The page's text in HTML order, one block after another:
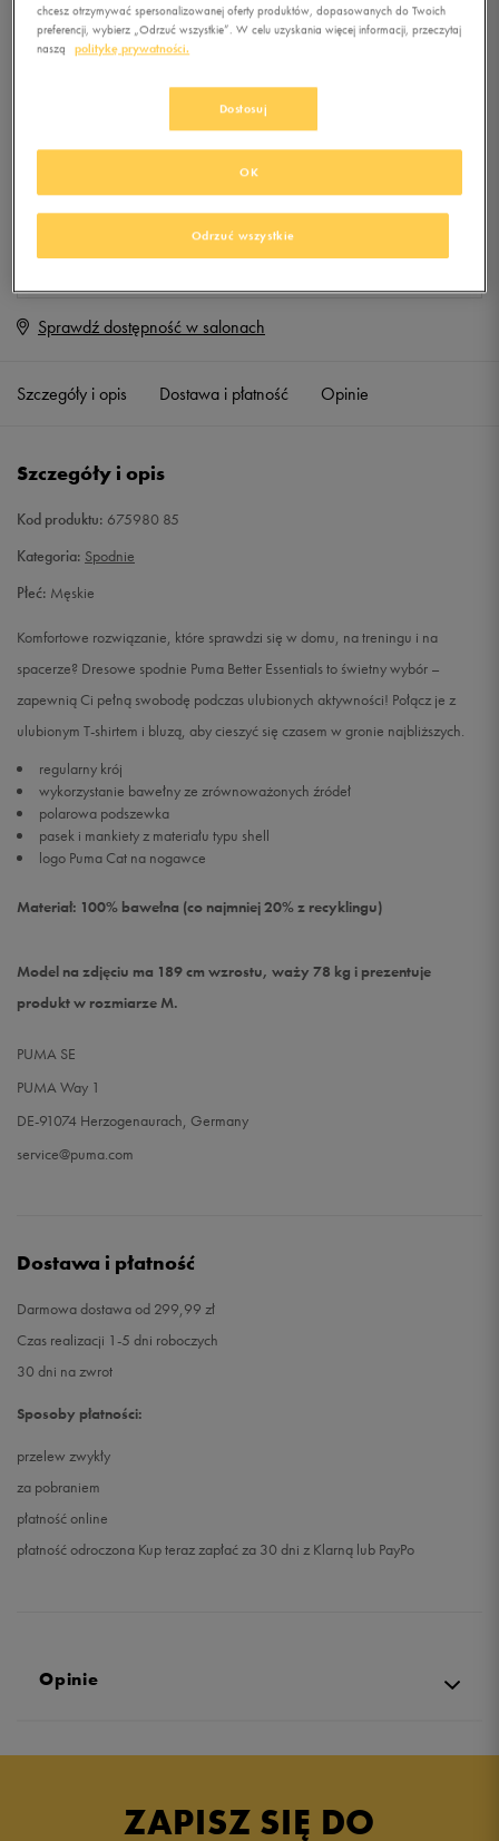
5.0
109,99złz Vat
KLUBIE 50 STYLE
Produkt niedostępny
M Powiadom o dostępności
L Powiadom o dostępności
XXL
Sprawdź dostępność w salonach
Szczegóły i opis Dostawa i płatność Opinie
Szczegóły i opis
Kod produktu: 675980 85
Kategoria: Spodnie
Płeć: Męskie
Komfortowe rozwiązanie, które sprawdzi się w domu, na treningu i na
spacerze? Dresowe spodnie Puma Better Essentials to świetny wybór –
zapewnią Ci pełną swobodę podczas ulubionych aktywności! Połącz je z
ulubionym T-shirtem i bluzą, aby cieszyć się czasem w gronie najbliższych.
regularny krój
wykorzystanie bawełny ze zrównoważonych źródeł
polarowa podszewka
pasek i mankiety z materiału typu shell
logo Puma Cat na nogawce
Materiał: 100% bawełna (co najmniej 20% z recyklingu)
Model na zdjęciu ma 189 cm wzrostu, waży 78 kg i prezentuje
produkt w rozmiarze M.
PUMA SE
PUMA Way 1
DE-91074 Herzogenaurach, Germany
service@puma.com
Dostawa i płatność
Darmowa dostawa od 299,99 zł
Czas realizacji 1-5 dni roboczych
30 dni na zwrot
Sposoby płatności:
przelew zwykły
za pobraniem
płatność online
płatność odroczona Kup teraz zapłać za 30 dni z Klarną lub PayPo
Opinie
5.0
zebranych i zweryfikowanych przez
ZAPISZ SIĘ DO
chcesz otrzymywać spersonalizowanej oferty produktów, dopasowanych do Twoich
preferencji, wybierz „Odrzuć wszystkie”. W celu uzyskania więcej informacji, przeczytaj
naszą
politykę prywatności.
Dostosuj
Odrzuć wszystkie
OK